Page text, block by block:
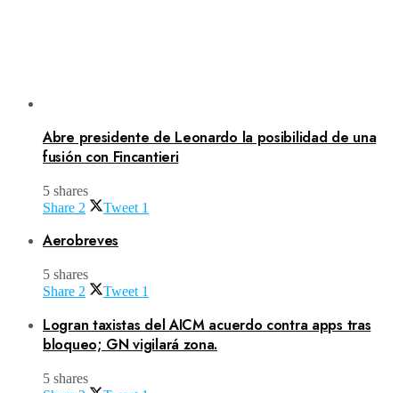
Abre presidente de Leonardo la posibilidad de una
fusión con Fincantieri
5 shares
Share 2 Tweet 1
Aerobreves
5 shares
Share 2 Tweet 1
Logran taxistas del AICM acuerdo contra apps tras
bloqueo; GN vigilará zona.
5 shares